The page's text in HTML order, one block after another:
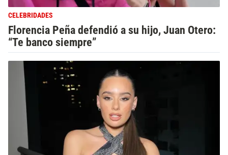
CELEBRIDADES
Florencia Peña defendió a su hijo, Juan Otero:
“Te banco siempre”